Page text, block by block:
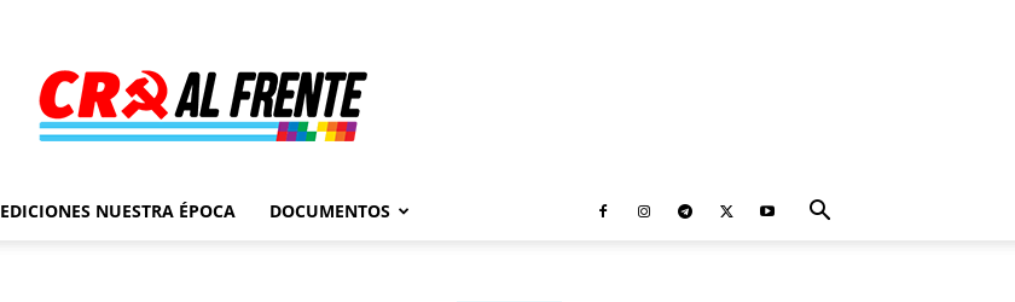
Al
EDICIONES NUESTRA ÉPOCA DOCUMENTOS